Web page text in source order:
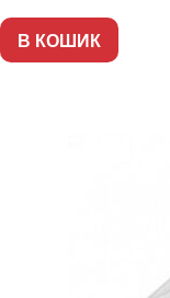
В КОШИК